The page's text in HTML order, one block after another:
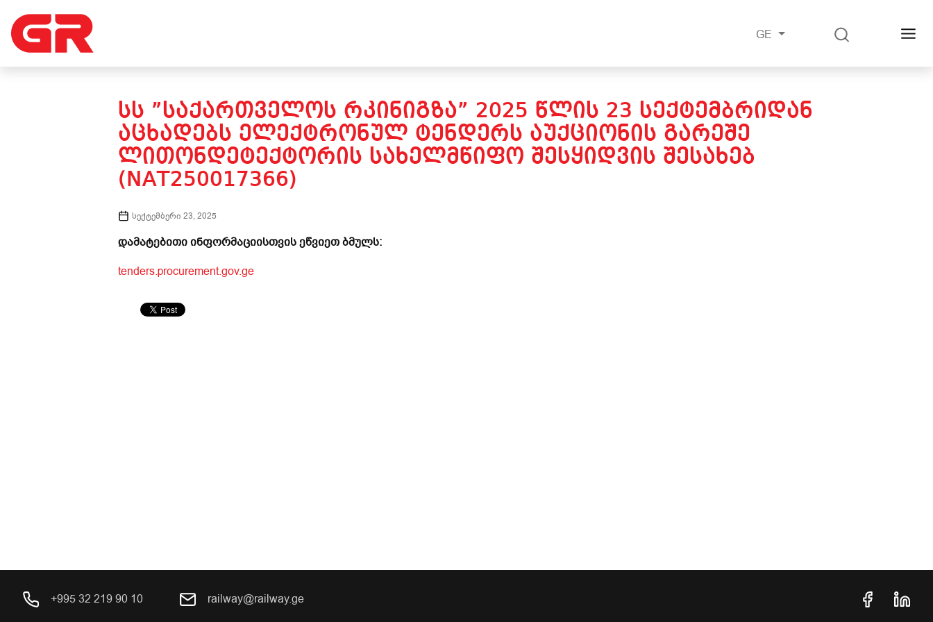
GE
ᲡᲡ ”ᲡᲐᲥᲐᲠᲗᲕᲔᲚᲝᲡ ᲠᲙᲘᲜᲘᲒᲖᲐ” 2025 ᲬᲚᲘᲡ 23 ᲡᲔᲥᲢᲔᲛᲑᲠᲘᲓᲐᲜ
ᲐᲪᲮᲐᲓᲔᲑᲡ ᲔᲚᲔᲥᲢᲠᲝᲜᲣᲚ ᲢᲔᲜᲓᲔᲠᲡ ᲐᲣᲥᲪᲘᲝᲜᲘᲡ ᲒᲐᲠᲔᲨᲔ
ᲚᲘᲗᲝᲜᲓᲔᲢᲔᲥᲢᲝᲠᲘᲡ ᲡᲐᲮᲔᲚᲛᲬᲘᲤᲝ ᲨᲔᲡᲧᲘᲓᲕᲘᲡ ᲨᲔᲡᲐᲮᲔᲑ
(NAT250017366)
სექტემბერი 23, 2025
დამატებითი ინფორმაციისთვის ეწვიეთ ბმულს:
tenders.procurement.gov.ge
+995 32 219 90 10 railway@railway.ge